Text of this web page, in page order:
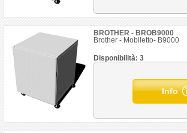
BROTHER - BROB9000
Brother - Mobiletto- B9000
Disponibilità: 3
Info